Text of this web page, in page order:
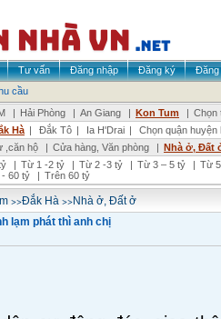
Tư vấn Đăng nhập Đăng ký
Đăng
cầu
| Hải Phòng | An Giang | Kon Tum | Chọn
Hà | Đắk Tô | Ia H'Drai |
Chọn quận huyện
,căn hộ | Cửa hàng, Văn phòng | Nhà ở, Đất
| Từ 1 -2 tỷ | Từ 2 -3 tỷ | Từ 3 – 5 tỷ | Từ
60 tỷ | Trên 60 tỷ
>>Đắk Hà >>Nhà ở, Đất ở
lạm phát thì anh chị